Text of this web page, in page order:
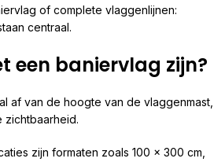
of complete vlaggenlijnen:
centraal.
een baniervlag zijn?
af van de hoogte van de vlaggenmast,
zijn formaten zoals 100 x 300 cm,